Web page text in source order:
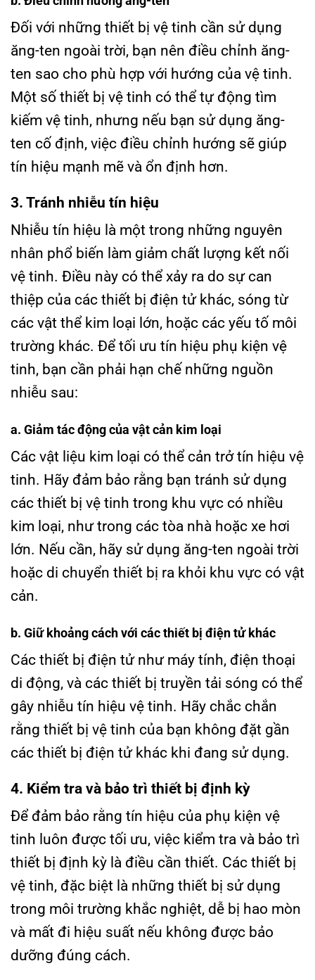
Đối với những thiết bị vệ tinh cần sử dụng
ăng-ten ngoài trời, bạn nên điều chỉnh ăng-
ten sao cho phù hợp với hướng của vệ tinh.
Một số thiết bị vệ tinh có thể tự động tìm
kiếm vệ tinh, nhưng nếu bạn sử dụng ăng-
ten cố định, việc điều chỉnh hướng sẽ giúp
tín hiệu mạnh mẽ và ổn định hơn.
3. Tránh nhiễu tín hiệu
Nhiễu tín hiệu là một trong những nguyên
nhân phổ biến làm giảm chất lượng kết nối
vệ tinh. Điều này có thể xảy ra do sự can
thiệp của các thiết bị điện tử khác, sóng từ
các vật thể kim loại lớn, hoặc các yếu tố môi
trường khác. Để tối ưu tín hiệu phụ kiện vệ
tinh, bạn cần phải hạn chế những nguồn
nhiễu sau:
a. Giảm tác động của vật cản kim loại
Các vật liệu kim loại có thể cản trở tín hiệu vệ
tinh. Hãy đảm bảo rằng bạn tránh sử dụng
các thiết bị vệ tinh trong khu vực có nhiều
kim loại, như trong các tòa nhà hoặc xe hơi
lớn. Nếu cần, hãy sử dụng ăng-ten ngoài trời
hoặc di chuyển thiết bị ra khỏi khu vực có vật
cản.
b. Giữ khoảng cách với các thiết bị điện tử khác
Các thiết bị điện tử như máy tính, điện thoại
di động, và các thiết bị truyền tải sóng có thể
gây nhiễu tín hiệu vệ tinh. Hãy chắc chắn
rằng thiết bị vệ tinh của bạn không đặt gần
các thiết bị điện tử khác khi đang sử dụng.
4. Kiểm tra và bảo trì thiết bị định kỳ
Để đảm bảo rằng tín hiệu của phụ kiện vệ
tinh luôn được tối ưu, việc kiểm tra và bảo trì
thiết bị định kỳ là điều cần thiết. Các thiết bị
vệ tinh, đặc biệt là những thiết bị sử dụng
trong môi trường khắc nghiệt, dễ bị hao mòn
và mất đi hiệu suất nếu không được bảo
dưỡng đúng cách.